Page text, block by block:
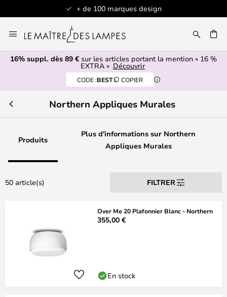
+ de 100 marques design
au
contenu
16% suppl. dès 89 € sur les articles portant la mention « 16 %
EXTRA » Découvrir
CODE :BEST COPIER
Northern Appliques Murales
Produits
Plus d'informations sur Northern
Appliques Murales
50 article(s) FILTRER
Over Me 20 Plafonnier Blanc - Northern
355,00 €
En stock